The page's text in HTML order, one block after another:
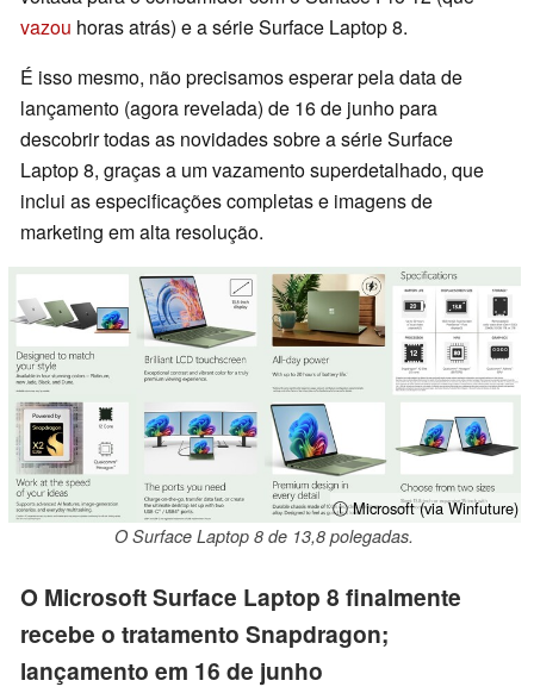
vazou horas atrás) e a série Surface Laptop 8.
É isso mesmo, não precisamos esperar pela data de
lançamento (agora revelada) de 16 de junho para
descobrir todas as novidades sobre a série Surface
Laptop 8, graças a um vazamento superdetalhado, que
inclui as especificações completas e imagens de
marketing em alta resolução.
ⓘ Microsoft (via Winfuture)
O Surface Laptop 8 de 13,8 polegadas.
O Microsoft Surface Laptop 8 finalmente
recebe o tratamento Snapdragon;
lançamento em 16 de junho